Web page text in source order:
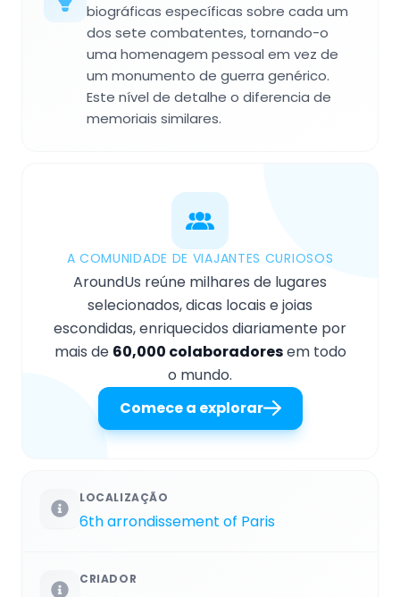
biográficas específicas sobre cada um
dos sete combatentes, tornando-o
uma homenagem pessoal em vez de
um monumento de guerra genérico.
Este nível de detalhe o diferencia de
memoriais similares.
A COMUNIDADE DE VIAJANTES CURIOSOS
AroundUs reúne milhares de lugares
selecionados, dicas locais e joias
escondidas, enriquecidos diariamente por
mais de 60,000 colaboradoresem todo
o mundo.
Comece a explorar
LOCALIZAÇÃO
6th arrondissement of Paris
CRIADOR